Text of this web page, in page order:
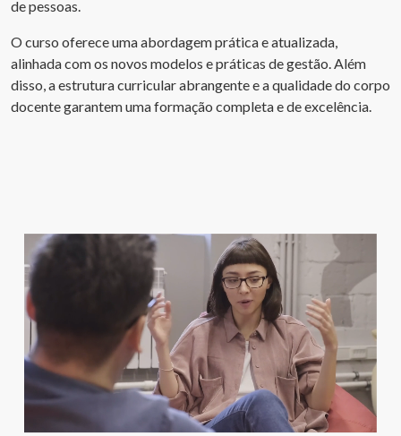
de pessoas.
O curso oferece uma abordagem prática e atualizada,
alinhada com os novos modelos e práticas de gestão. Além
disso, a estrutura curricular abrangente e a qualidade do corpo
docente garantem uma formação completa e de excelência.